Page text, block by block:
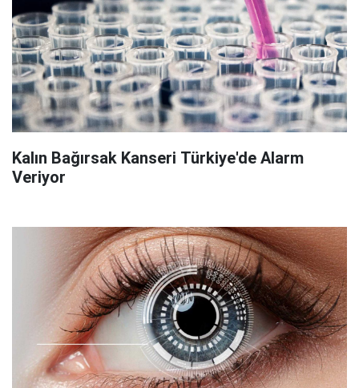
Kalın Bağırsak Kanseri Türkiye'de Alarm
Veriyor